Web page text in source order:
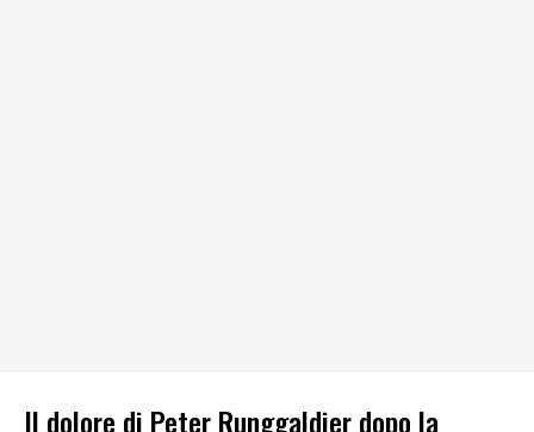
Il dolore di Peter Runggaldier dopo la